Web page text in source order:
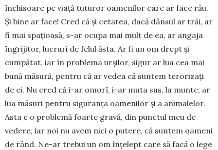
închisoare pe viață tuturor oamenilor care ar face rău.
Și bine ar face! Cred că și cetatea, dacă dânsul ar trăi, ar
fi mai spațioasă, s-ar ocupa mai mult de ea, ar angaja
îngrijitor, lucruri de felul ăsta. Ar fi un om drept și
cumpătat, iar în problema urșilor, sigur ar lua cea mai
bună măsură, pentru că ar ve­dea că suntem terorizați
de ei. Nu cred că i-ar omo­rî, i-ar muta sus, la munte, ar
lua măsuri pentru si­guranța oamenilor și a animalelor.
Asta e o pro­blemă foarte gravă, din punctul meu de
vedere, iar noi nu avem nici o putere, că suntem oameni
de rând. Ne-ar trebui un om înțelept care să facă o le­ge